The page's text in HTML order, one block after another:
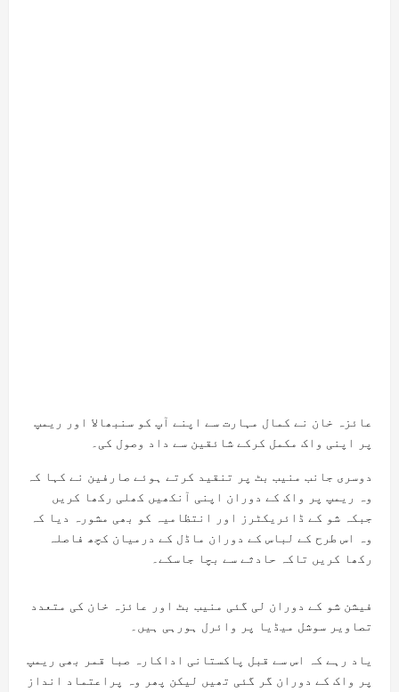
عائزہ خان نے کمال مہارت سے اپنے آپ کو سنبھالا اور ریمپ
پر اپنی واک مکمل کرکے شائقین سے داد وصول کی۔
دوسری جانب منیب بٹ پر تنقید کرتے ہوئے صارفین نے کہا کہ
وہ ریمپ پر واک کے دوران اپنی آنکھیں کھلی رکھا کریں
جبکہ شو کے ڈائریکٹرز اور انتظامیہ کو بھی مشورہ دیا کہ
وہ اس طرح کے لباس کے دوران ماڈل کے درمیان کچھ فاصلہ
رکھا کریں تاکہ حادثے سے بچا جاسکے۔
فیشن شو کے دوران لی گئی منیب بٹ اور عائزہ خان کی متعدد
تصاویر سوشل میڈیا پر وائرل ہورہی ہیں۔
یاد رہے کہ اس سے قبل پاکستانی اداکارہ صبا قمر بھی ریمپ
پر واک کے دوران گر گئی تھیں لیکن پھر وہ پراعتماد انداز